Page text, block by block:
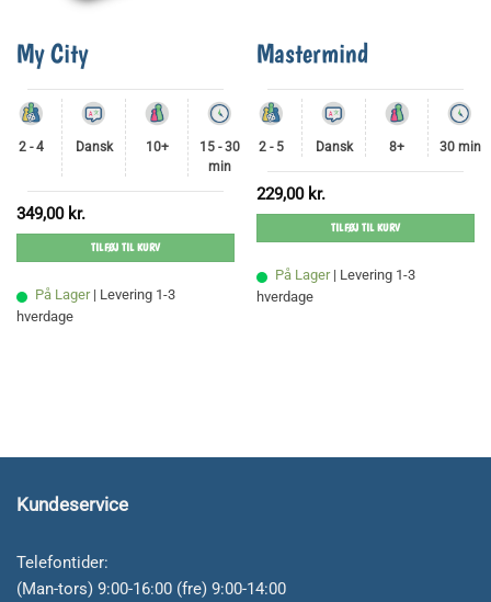
My City
2 - 4 Dansk 10+
15 - 30
min
349,00 kr.
TILFØJ TIL KURV
På Lager | Levering 1-3
hverdage
Mastermind
2 - 5 Dansk 8+ 30 min
229,00 kr.
TILFØJ TIL KURV
På Lager | Levering 1-3
hverdage
Kundeservice
Telefontider:
(Man-tors) 9:00-16:00 (fre) 9:00-14:00